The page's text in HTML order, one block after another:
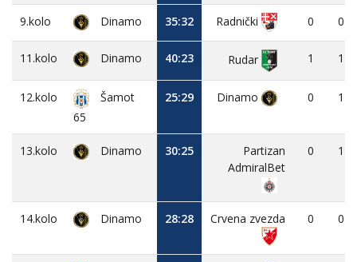
9.kolo Dinamo 35:32 Radnički 0 0
11.kolo Dinamo 40:23 Rudar 1 1
12.kolo
Šamot
65
25:29 Dinamo 0 1
13.kolo Dinamo 30:25
Partizan
AdmiralBet
0 1
14.kolo Dinamo 28:28 Crvena zvezda 0 0